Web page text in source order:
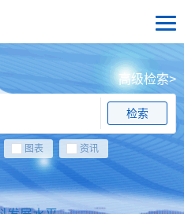
检索
高级检索>
图表 资讯